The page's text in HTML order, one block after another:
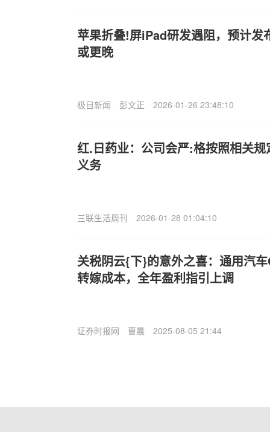
苹果折叠!屏iPad研发遇阻，预计发
或更晚
极目新闻 彭文正 2026-01-26 23:48:10
红.日药业：公司会严:格按照相关
义务
三联生活周刊 2026-01-28 01:04:10
关税阴云{下}的意外之喜：通用汽
转嫁成本，全年盈利指引上调
证券时报网 曹晨 2025-08-05 21:44